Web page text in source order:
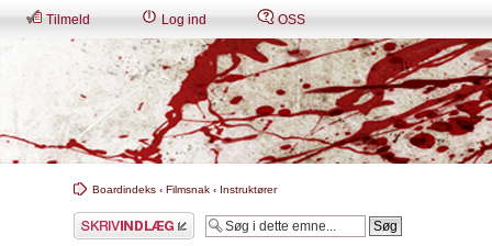
Tilmeld Log ind OSS
Boardindeks ‹ Filmsnak ‹ Instruktører
Skriv et svar